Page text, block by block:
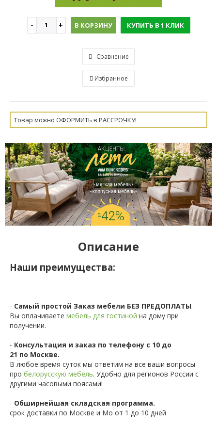
В КОРЗИНУ КУПИТЬ В 1 КЛИК
Сравнение
Избранное
Товар можно ОФОРМИТЬ в РАССРОЧКУ!
Описание
Наши преимущества:
- Самый простой Заказ мебели БЕЗ ПРЕДОПЛАТЫ.
Вы оплачиваете мебель для гостиной на дому при
получении.
- Консультация и заказ по телефону с 10 до
21 по Москве.
В любое время суток мы ответим на все ваши вопросы
про белорусскую мебель. Удобно для регионов России с
другими часовыми поясами!
- Обширнейшая складская программа.
срок доставки по Москве и Мо от 1 до 10 дней